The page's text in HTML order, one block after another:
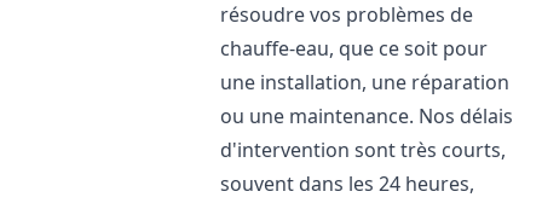
résoudre vos problèmes de
chauffe-eau, que ce soit pour
une installation, une réparation
ou une maintenance. Nos délais
d'intervention sont très courts,
souvent dans les 24 heures,